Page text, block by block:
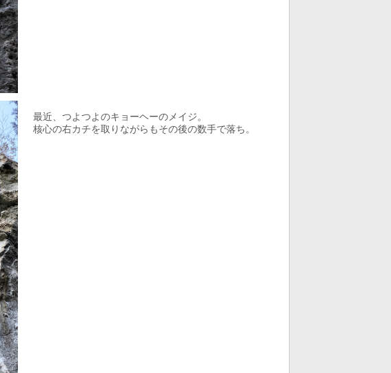
最近、つよつよのキョーヘーのメイジ。
核心の右カチを取りながらもその後の数手で落ち。